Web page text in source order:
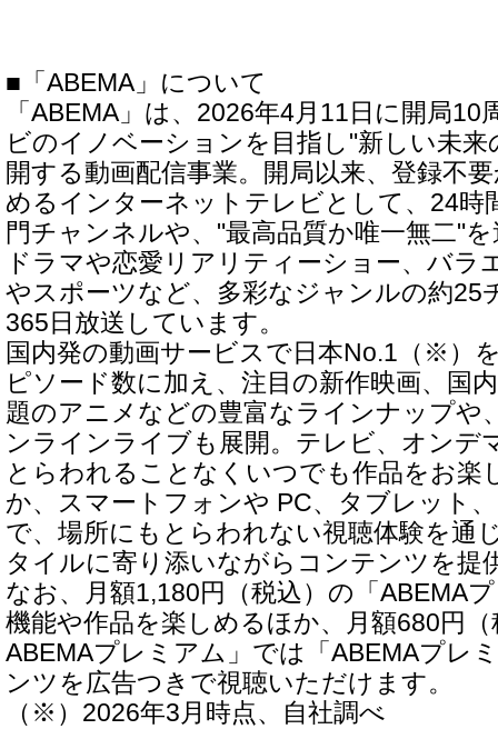
■「ABEMA」について
「ABEMA」は、2026年4月11日に開局
ビのイノベーションを目指し"新しい未
開する動画配信事業。開局以来、登録不
めるインターネットテレビとして、24時
門チャンネルや、"最高品質か唯一無二"
ドラマや恋愛リアリティーショー、バラ
やスポーツなど、多彩なジャンルの約25
365日放送しています。
国内発の動画サービスで日本No.1（※）
ピソード数に加え、注目の新作映画、国
題のアニメなどの豊富なラインナップや
ンラインライブも展開。テレビ、オンデ
とらわれることなくいつでも作品をお楽
か、スマートフォンや PC、タブレット
で、場所にもとらわれない視聴体験を通
タイルに寄り添いながらコンテンツを提
なお、月額1,180円（税込）の「ABEMA
機能や作品を楽しめるほか、月額680円
ABEMAプレミアム」では「ABEMAプレ
ンツを広告つきで視聴いただけます。
（※）2026年3月時点、自社調べ